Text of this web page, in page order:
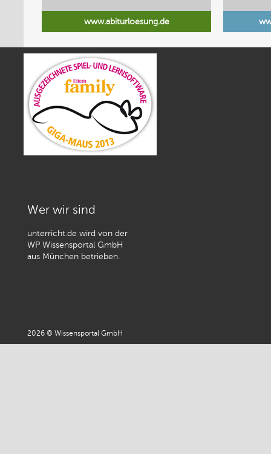
www.abiturloesung.de
Wer wir sind
unterricht.de wird von der
WP Wissensportal GmbH
aus München betrieben.
2026 © Wissensportal GmbH